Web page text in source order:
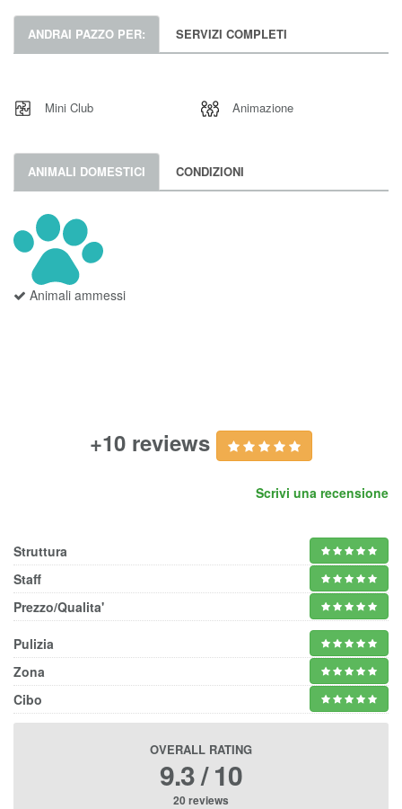
ANDRAI PAZZO PER: SERVIZI COMPLETI
Mini Club Animazione
ANIMALI DOMESTICI CONDIZIONI
Animali ammessi
+10 reviews
Scrivi una recensione
Struttura
Staff
Prezzo/Qualita'
Pulizia
Zona
Cibo
OVERALL RATING
9.3 / 10
20 reviews